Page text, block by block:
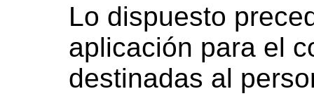
Lo dispuesto
aplicación para el
destinadas al